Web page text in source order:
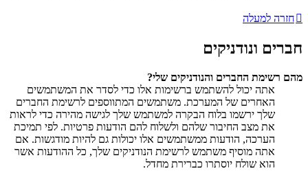
חזרה למעלה
חברים ונודניקים
מהם רשימת החברים והנודניקים שלי?
אתה יכול להשתמש ברשימות אלו כדי לסדר את המשתמשים
האחרים של המערכת. משתמשים המתווספים לרשימת החברים
שלך ירשמו בלוח הבקרה למשתמש שלך לגישה מהירה כדי לראות
את מצב החיבור שלהם ולשלוח להם הודעות פרטיות. לפי תמיכת
הערכה, הודעות ממשתמשים אלו יכולות גם להיות מודגשות. אם
אתה מוסיף משתמש לרשימת הנודניקים שלך, כל ההודעות אשר
הוא שולח יוסתרו כברירת מחדל.